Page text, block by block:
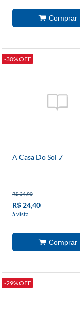
-30% OFF
A Casa Do Sol 7
R$ 34,90
R$ 24,40
à vista
-29% OFF